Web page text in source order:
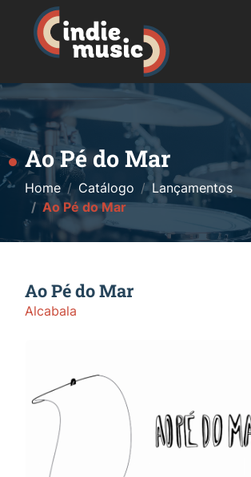
Ao Pé do Mar
Home Catálogo
Lançamentos
Ao Pé do Mar
Ao Pé do Mar
Alcabala